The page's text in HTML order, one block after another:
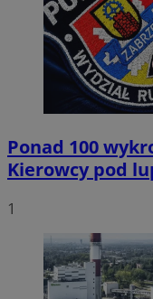
Ponad 100
Kierowcy pod
1